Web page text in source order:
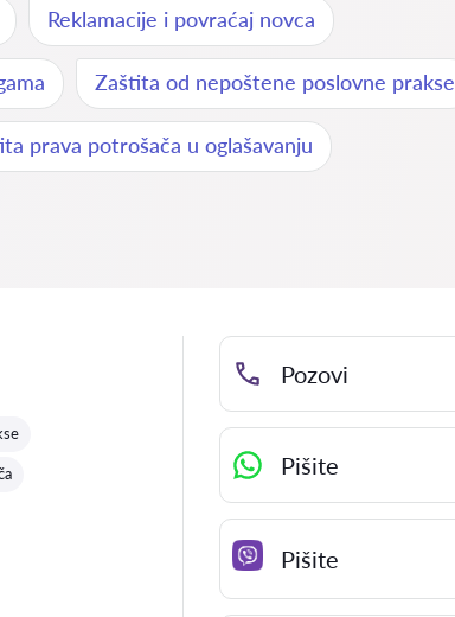
Reklamacije i povraćaj novca
Zaštita od nepoštene poslovne prakse
prava potrošača u oglašavanju
Pozovi
Pišite
Pišite